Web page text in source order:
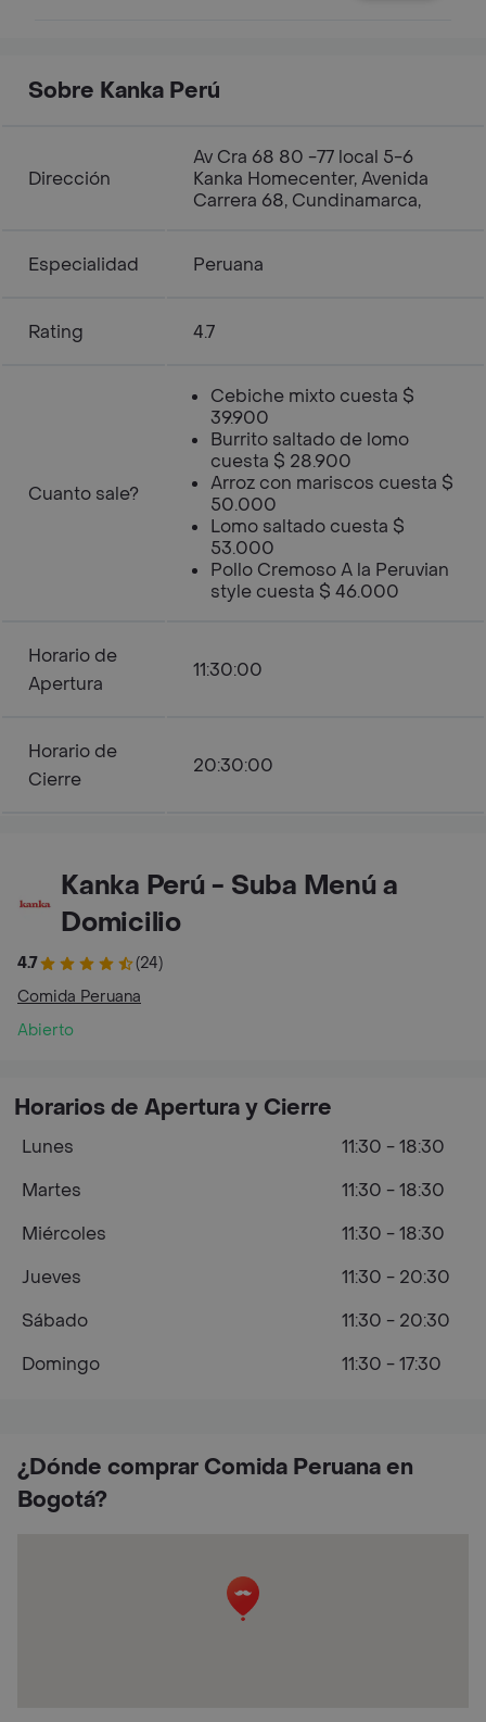
Sobre Kanka Perú
Dirección
Av Cra 68 80 -77 local 5-6
Kanka Homecenter, Avenida
Carrera 68, Cundinamarca,
Especialidad Peruana
Rating 4.7
Cuanto sale?
Cebiche mixto cuesta $
39.900
Burrito saltado de lomo
cuesta $ 28.900
Arroz con mariscos cuesta $
50.000
Lomo saltado cuesta $
53.000
Pollo Cremoso A la Peruvian
style cuesta $ 46.000
Horario de
Apertura
11:30:00
Horario de
Cierre
20:30:00
Kanka Perú - Suba Menú a
Domicilio
4.7
(24)
Comida Peruana
Abierto
¿Dónde comprar Comida Peruana en
Bogotá?
Horarios de Apertura y Cierre
Lunes
11:30 - 18:30
Martes
11:30 - 18:30
Miércoles
11:30 - 18:30
Jueves
11:30 - 20:30
Sábado
11:30 - 20:30
Domingo
11:30 - 17:30